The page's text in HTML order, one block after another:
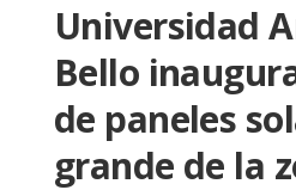
Universidad
Bello
de paneles
grande de la